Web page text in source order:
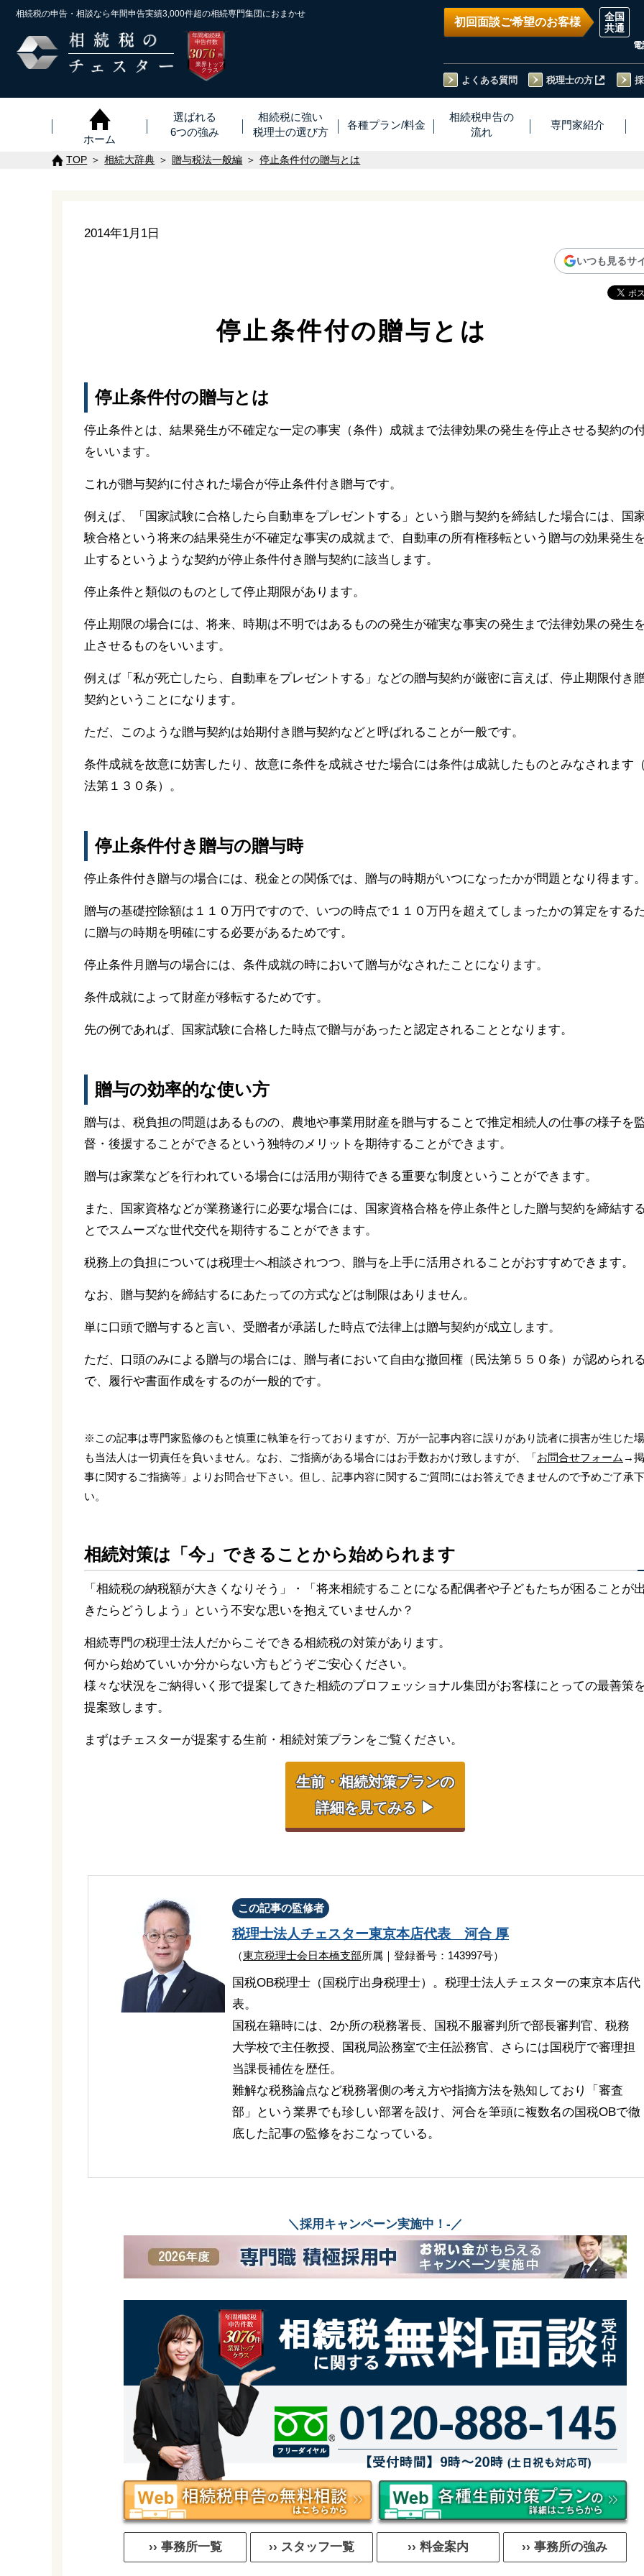
相続税の申告・相談なら年間申告実績3,000件超の相続専門集団におまかせ
年間相続税
申告件数
3076 ※
件
業界トップ
クラス
初回面談ご希望のお客様
よくある質問 税理士の方
ホーム
選ばれる
6つの強み
相続税に強い
税理士の選び方
各種プラン/料金
相続税申告の
流れ
専門家紹介
TOP 相続大辞典 贈与税法一般編 停止条件付の贈与とは
2014年1月1日
いつも見るサ
停止条件付の贈与とは
停止条件付の贈与とは
停止条件とは、結果発生が不確定な一定の事実（条件）成就まで法律効果の発生を停止させる契約の
をいいます。
これが贈与契約に付された場合が停止条件付き贈与です。
例えば、「国家試験に合格したら自動車をプレゼントする」という贈与契約を締結した場合には、国
験合格という将来の結果発生が不確定な事実の成就まで、自動車の所有権移転という贈与の効果発生
止するというような契約が停止条件付き贈与契約に該当します。
停止条件と類似のものとして停止期限があります。
停止期限の場合には、将来、時期は不明ではあるものの発生が確実な事実の発生まで法律効果の発生
止させるものをいいます。
例えば「私が死亡したら、自動車をプレゼントする」などの贈与契約が厳密に言えば、停止期限付き
契約ということになります。
ただ、このような贈与契約は始期付き贈与契約などと呼ばれることが一般です。
条件成就を故意に妨害したり、故意に条件を成就させた場合には条件は成就したものとみなされます
法第１３０条）。
停止条件付き贈与の贈与時
停止条件付き贈与の場合には、税金との関係では、贈与の時期がいつになったかが問題となり得ます
贈与の基礎控除額は１１０万円ですので、いつの時点で１１０万円を超えてしまったかの算定をする
に贈与の時期を明確にする必要があるためです。
停止条件月贈与の場合には、条件成就の時において贈与がなされたことになります。
条件成就によって財産が移転するためです。
先の例であれば、国家試験に合格した時点で贈与があったと認定されることとなります。
贈与の効率的な使い方
贈与は、税負担の問題はあるものの、農地や事業用財産を贈与することで推定相続人の仕事の様子を
督・後援することができるという独特のメリットを期待することができます。
贈与は家業などを行われている場合には活用が期待できる重要な制度ということができます。
また、国家資格などが業務遂行に必要な場合には、国家資格合格を停止条件とした贈与契約を締結す
とでスムーズな世代交代を期待することができます。
税務上の負担については税理士へ相談されつつ、贈与を上手に活用されることがおすすめできます。
なお、贈与契約を締結するにあたっての方式などは制限はありません。
単に口頭で贈与すると言い、受贈者が承諾した時点で法律上は贈与契約が成立します。
ただ、口頭のみによる贈与の場合には、贈与者において自由な撤回権（民法第５５０条）が認められ
で、履行や書面作成をするのが一般的です。
※この記事は専門家監修のもと慎重に執筆を行っておりますが、万が一記事内容に誤りがあり読者に損害が生じた
も当法人は一切責任を負いません。なお、ご指摘がある場合にはお手数おかけ致しますが、「お問合せフォーム →
事に関するご指摘等」よりお問合せ下さい。但し、記事内容に関するご質問にはお答えできませんので予めご了承
い。
相続対策は「今」できることから始められます
「相続税の納税額が大きくなりそう」・「将来相続することになる配偶者や子どもたちが困ることが
きたらどうしよう」という不安な思いを抱えていませんか？
相続専門の税理士法人だからこそできる相続税の対策があります。
何から始めていいか分からない方もどうぞご安心ください。
様々な状況をご納得いく形で提案してきた相続のプロフェッショナル集団がお客様にとっての最善策
提案致します。
まずはチェスターが提案する生前・相続対策プランをご覧ください。
生前・相続対策プランの
詳細を見てみる ▶
この記事の監修者
税理士法人チェスター東京本店代表 河合 厚
（東京税理士会日本橋支部所属｜登録番号：143997号）
国税OB税理士（国税庁出身税理士）。税理士法人チェスターの東京本店代
表。
国税在籍時には、2か所の税務署長、国税不服審判所で部長審判官、税務
大学校で主任教授、国税局訟務室で主任訟務官、さらには国税庁で審理担
当課長補佐を歴任。
難解な税務論点など税務署側の考え方や指摘方法を熟知しており「審査
部」という業界でも珍しい部署を設け、河合を筆頭に複数名の国税OBで徹
底した記事の監修をおこなっている。
＼採用キャンペーン実施中！-／
›› 事務所一覧 ›› スタッフ一覧 ›› 料金案内 ›› 事務所の強み